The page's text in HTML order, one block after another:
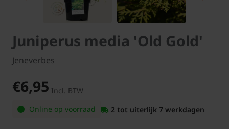
Juniperus media 'Old Gold'
Jeneverbes
€6,95 Incl. BTW
Online op voorraad
2 tot uiterlijk 7 werkdagen